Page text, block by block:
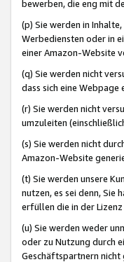
bewerben, die eng mit
(p) Sie werden in
Werbediensten oder in
einer Amazon-Website
(q) Sie werden nicht
dass sich eine
(r) Sie werden nicht
umzuleiten
(s) Sie werden nicht
Amazon-Website
(t) Sie werden unsere
nutzen, es sei denn, Sie
erfüllen die in der
(u) Sie werden weder
oder zu Nutzung durch
Geschäftspartnern